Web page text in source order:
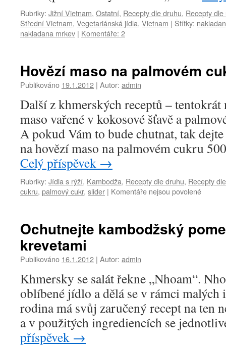
Rubriky: Jižní Vietnam, Ostatní, Recepty dle druhu, Recepty
Střední Vietnam, Vegetariánská jídla, Vietnam | Štítky:
nakladana mrkev | Komentáře: 2
Hovězí maso na palmovém
Publikováno 19.1.2012 | Autor: admin
Další z khmerských receptů –
maso vařené v kokosové šťavě a
A pokud Vám to bude chutnat, tak
na hovězí maso na palmovém cukru
Celý příspěvek →
Rubriky: Jídla s rýží, Kambodža, Recepty dle druhu, Recepty
cukru, palmový cukr, slider | Komentáře nejsou povolenéu
Hovězí
Ochutnejte kambodžský
krevetami
Publikováno 16.1.2012 | Autor: admin
Khmersky se salát řekne „Nhoam“.
oblíbené jídlo a dělá se v rámci malých
rodina má svůj zaručený recept na ten
a v použitých ingrediencích se
příspěvek →